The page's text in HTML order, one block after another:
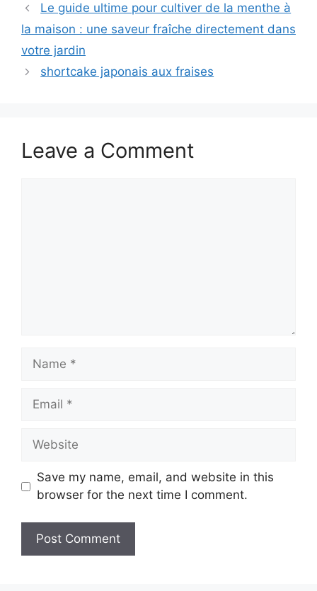
Le guide ultime pour cultiver de la menthe à
la maison : une saveur fraîche directement dans
votre jardin
shortcake japonais aux fraises
Leave a Comment
Name
Email
Website
Save my name, email, and website in this
browser for the next time I comment.